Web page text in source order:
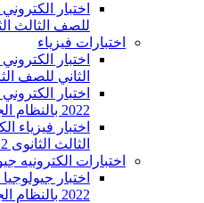
للصف الثالث الثانوى 2022
اختبارات فيزياء
اختبار
الثاني للصف
اختبار
2022 بالنظام الجديد على الفصل الأول رقم ١
اختبار
الثالث الثانوى 2022 بالنظام الجديد رقم٢
اختبارات الكترونيه
اختبار
2022